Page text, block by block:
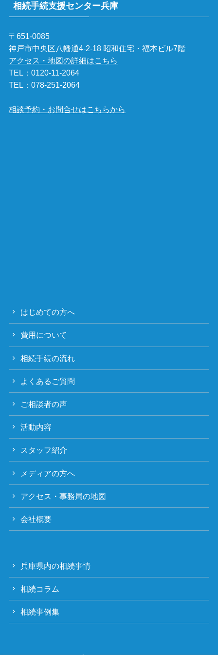
相続手続支援センター兵庫
〒651-0085
神戸市中央区八幡通4-2-18 昭和住宅・福本ビル7階
アクセス・地図の詳細はこちら
TEL： 0120-11-2064
TEL： 078-251-2064
相談予約・お問合せはこちらから
はじめての方へ
費用について
相続手続の流れ
よくあるご質問
ご相談者の声
活動内容
スタッフ紹介
メディアの方へ
アクセス・事務局の地図
会社概要
兵庫県内の相続事情
相続コラム
相続事例集